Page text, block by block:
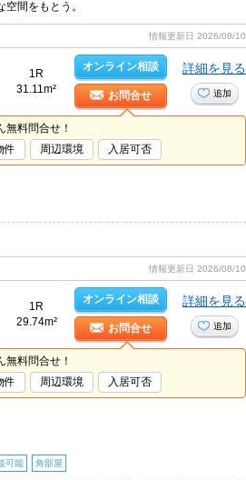
間をもとう。
情報更新日 2026/08/10
1R
31.11m²
オンライン相談
お問合せ
詳細を見る
追加
無料問合せ！
件 周辺環境 入居可否
情報更新日 2026/08/10
1R
29.74m²
オンライン相談
お問合せ
詳細を見る
追加
無料問合せ！
件 周辺環境 入居可否
可能 角部屋